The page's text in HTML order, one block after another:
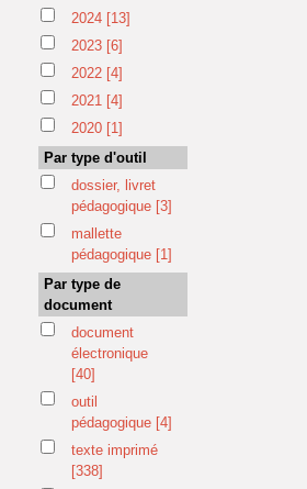
2024 [13]
2023 [6]
2022 [4]
2021 [4]
2020 [1]
Par type d'outil
dossier, livret
pédagogique [3]
mallette
pédagogique [1]
Par type de
document
document
électronique
[40]
outil
pédagogique [4]
texte imprimé
[338]